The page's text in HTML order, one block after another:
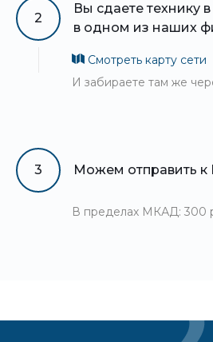
2
Вы сдаете технику
в одном из наших
Смотреть карту сети
И забираете там же
3 Можем отправить к
В пределах МКАД: 300